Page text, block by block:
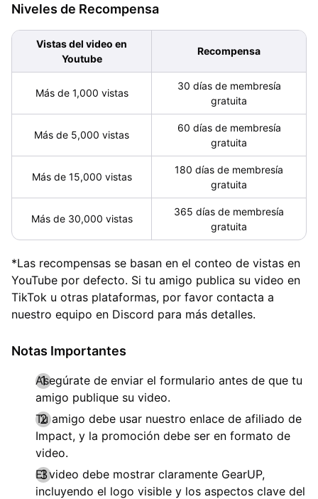
Niveles de Recompensa
Vistas del video en
Youtube
Recompensa
Más de 1,000 vistas
30 días de membresía
gratuita
Más de 5,000 vistas
60 días de membresía
gratuita
Más de 15,000 vistas
180 días de membresía
gratuita
Más de 30,000 vistas
365 días de membresía
gratuita
*Las recompensas se basan en el conteo de vistas en
YouTube por defecto. Si tu amigo publica su video en
TikTok u otras plataformas, por favor contacta a
nuestro equipo en Discord para más detalles.
Notas Importantes
Asegúrate de enviar el formulario antes de que tu
amigo publique su video.
Tu amigo debe usar nuestro enlace de afiliado de
Impact, y la promoción debe ser en formato de
video.
El video debe mostrar claramente GearUP,
incluyendo el logo visible y los aspectos clave del